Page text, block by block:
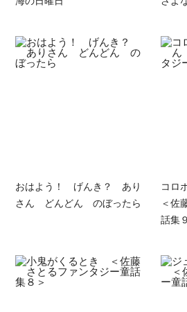
おはよう！ げんき？ あり
さん どんどん のぼったら
コロ
＜佐
話集